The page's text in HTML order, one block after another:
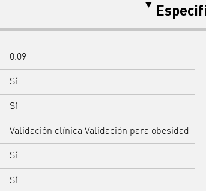
0.09
Sí
Sí
Validación clínica Validación para obesidad
Sí
Sí